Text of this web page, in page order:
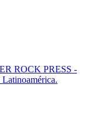
ROCK PRESS -